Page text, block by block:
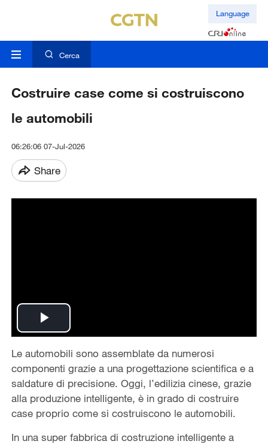
Language
Cerca
Costruire case come si costruiscono
le automobili
06:26:06 07-Jul-2026
Share
Play
Video
Le automobili sono assemblate da numerosi
componenti grazie a una progettazione scientifica e a
saldature di precisione. Oggi, l’edilizia cinese, grazie
alla produzione intelligente, è in grado di costruire
case proprio come si costruiscono le automobili.
In una super fabbrica di costruzione intelligente a